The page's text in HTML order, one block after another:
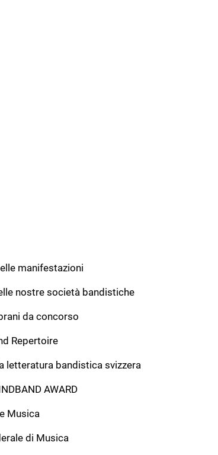
manifestazioni
nostre società bandistiche
da concorso
Repertoire
letteratura bandistica svizzera
AWARD
Musica
di Musica
nella
afferma Michèle Schönbächler. Il
il figlio tredicenne Lionel, il più giovane della
particolarmente difficili allo xilofono. «Lo fa
giovanile», dice entusiasta.
Schönbächler (46 anni), suona nella
proprio facendo musica. Nel frattempo
Michael è il mio migliore amico», dice. Suona
(1
Federale.